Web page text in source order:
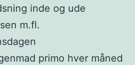
inde og ude
m.fl.
primo hver måned